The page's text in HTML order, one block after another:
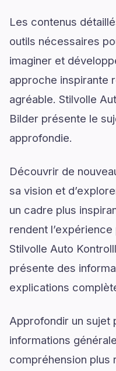
Les contenus
outils nécessaires
imaginer et
approche inspirante
agréable. Stilvolle
Bilder présente le
approfondie.
Découvrir de
sa vision et
un cadre plus
rendent
Stilvolle Auto
présente des
explications
Approfondir un sujet
informations
compréhension plus